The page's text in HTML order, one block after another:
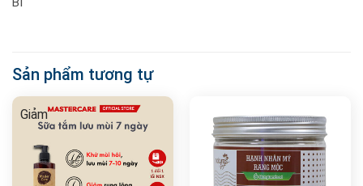
Sản phẩm tương tự
Giảm